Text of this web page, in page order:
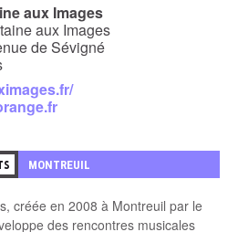
aux Images
aux Images
de Sévigné
MONTREUIL
créée en 2008 à Montreuil par le
des rencontres musicales